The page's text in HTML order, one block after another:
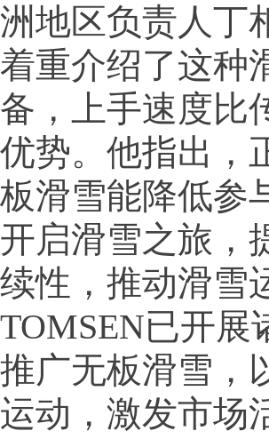
洲地区负责人丁
着重介绍了这种
备，上手速度比
优势。他指出，
板滑雪能降低参
开启滑雪之旅，
续性，推动滑雪
TOMSEN已开展
推广无板滑雪，
运动，激发市场